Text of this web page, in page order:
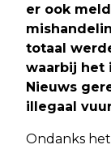
er ook
totaal
waarbij het
Nieuws
illegaal
Ondanks